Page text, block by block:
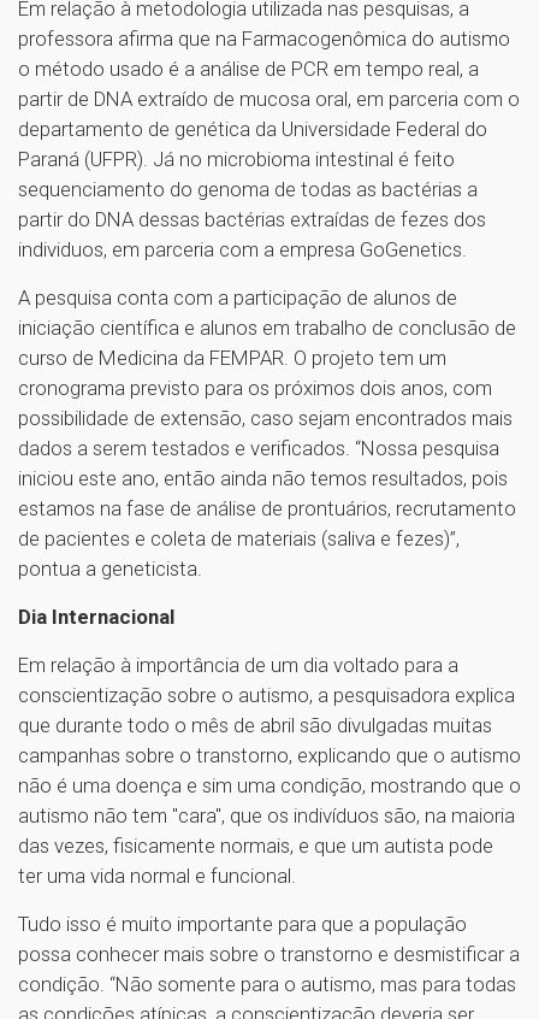
Em relação à metodologia utilizada nas pesquisas, a
professora afirma que na Farmacogenômica do autismo
o método usado é a análise de PCR em tempo real, a
partir de DNA extraído de mucosa oral, em parceria com o
departamento de genética da Universidade Federal do
Paraná (UFPR). Já no microbioma intestinal é feito
sequenciamento do genoma de todas as bactérias a
partir do DNA dessas bactérias extraídas de fezes dos
individuos, em parceria com a empresa GoGenetics.
A pesquisa conta com a participação de alunos de
iniciação científica e alunos em trabalho de conclusão de
curso de Medicina da FEMPAR. O projeto tem um
cronograma previsto para os próximos dois anos, com
possibilidade de extensão, caso sejam encontrados mais
dados a serem testados e verificados. “Nossa pesquisa
iniciou este ano, então ainda não temos resultados, pois
estamos na fase de análise de prontuários, recrutamento
de pacientes e coleta de materiais (saliva e fezes)”,
pontua a geneticista.
Dia Internacional
Em relação à importância de um dia voltado para a
conscientização sobre o autismo, a pesquisadora explica
que durante todo o mês de abril são divulgadas muitas
campanhas sobre o transtorno, explicando que o autismo
não é uma doença e sim uma condição, mostrando que o
autismo não tem "cara", que os indivíduos são, na maioria
das vezes, fisicamente normais, e que um autista pode
ter uma vida normal e funcional.
Tudo isso é muito importante para que a população
possa conhecer mais sobre o transtorno e desmistificar a
condição. “Não somente para o autismo, mas para todas
as condições atípicas, a conscientização deveria ser